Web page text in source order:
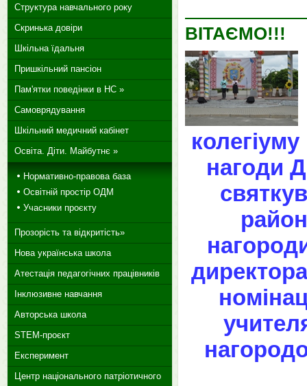
ВІТАЄМО!!!
нагоди
Структура навчального року
Скринька довіри
Шкільна їдальня
Пришкільний пансіон
Пам'ятки поведінки в НС »
Самоврядування
Шкільний медичний кабінет
Освіта. Діти. Майбутнє »
Нормативно-правова база
Освітній простір ОДМ
Учасники проєкту
Прозорість та відкритість»
Нова українська школа
Атестація педагогічних працівників
Інклюзивне навчання
Авторська школа
STEM-проєкт
Експеримент
Центр національного патріотичного